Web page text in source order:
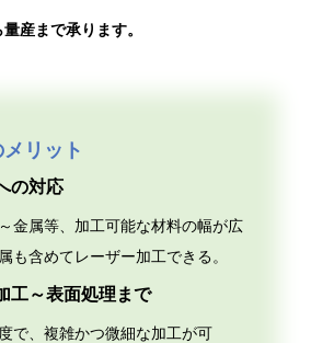
産まで承ります。
リット
の対応
金属等、加工可能な材料の幅が広
も含めてレーザー加工できる。
工～表面処理まで
で、複雑かつ微細な加工が可